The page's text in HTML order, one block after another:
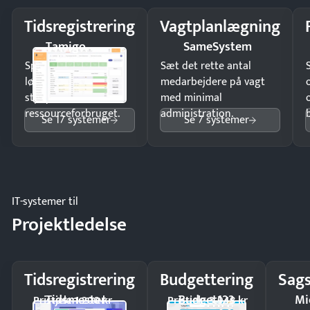
Tidsregistrering
Tamigo
Spar tid på
lønberegning og få
styr på
ressourceforbruget.
Se 17 systemer
Vagtplanlægning
SameSystem
Sæt det rette antal
medarbejdere på vagt
med minimal
administration.
Se 7 systemer
IT-systemer til
Projektledelse
Tidsregistrering
Tidsmester
Pristjek: 1.200 kr
Budgettering
Budget123
Pristjek: 3.948 kr